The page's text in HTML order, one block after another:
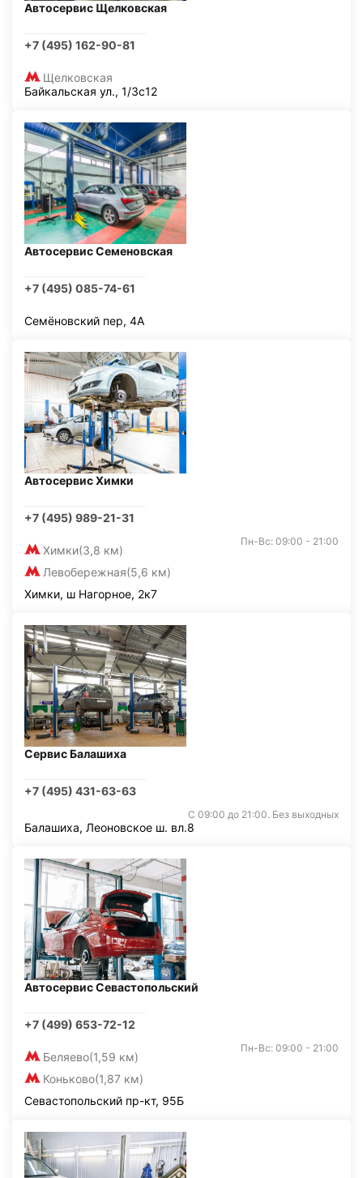
Автосервис Щелковская
+7 (495) 162-90-81
Щелковская
Байкальская ул., 1/3с12
Автосервис Семеновская
+7 (495) 085-74-61
Семёновский пер, 4А
Автосервис Химки
+7 (495) 989-21-31
Химки(3,8 км)
Левобережная(5,6 км)
Пн-Вс: 09:00 - 21:00
Химки, ш Нагорное, 2к7
Сервис Балашиха
+7 (495) 431-63-63
С 09:00 до 21:00. Без выходных
Балашиха, Леоновское ш. вл.8
Автосервис Севастопольский
+7 (499) 653-72-12
Беляево(1,59 км)
Коньково(1,87 км)
Пн-Вс: 09:00 - 21:00
Севастопольский пр-кт, 95Б